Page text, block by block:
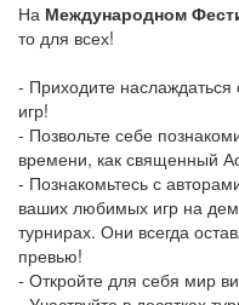
На Международном
то для всех!
- Приходите
игр!
- Позвольте себе
времени, как священный
- Познакомьтесь с
ваших любимых игр на
турнирах. Они всегда
превью!
- Откройте для себя мир